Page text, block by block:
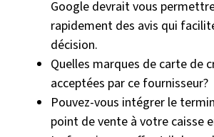
Google devrait vous
rapidement des avis qui
décision.
Quelles marques de carte de
acceptées par ce fournisseur?
Pouvez-vous intégrer le
point de vente à votre caisse